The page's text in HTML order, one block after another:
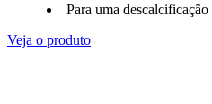
Para uma
Veja o produto